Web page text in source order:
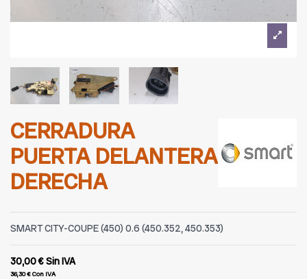
CERRADURA
PUERTA DELANTERA
DERECHA
SMART CITY-COUPE (450) 0.6 (450.352, 450.353)
30,00 €Sin IVA
36,30 €Con IVA